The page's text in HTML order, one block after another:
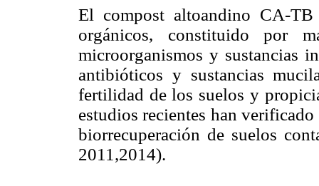
El compost altoandino CA-
orgánicos, constituido por
microorganismos y sustancias
antibióticos y sustancias
fertilidad de los suelos y
estudios recientes han
biorrecuperación de suelos
2011,2014).